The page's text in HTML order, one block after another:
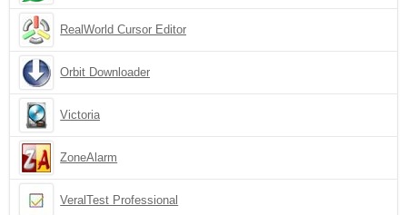
RealWorld Cursor Editor
Orbit Downloader
Victoria
ZoneAlarm
VeralTest Professional